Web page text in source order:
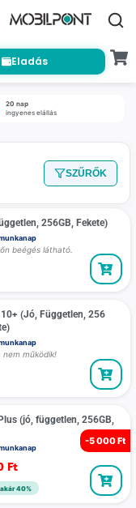
Eladás
20 nap
ingyenes elállás
SZŰRŐK
256GB, Fekete)
beégés látható.
(Jó, Független, 256
működik!
-5 000 Ft
(jó, független, 256GB,
Ft
akár 40%